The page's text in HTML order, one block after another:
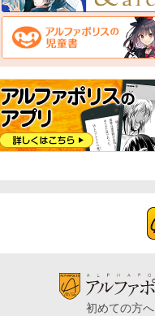
初めての方へ